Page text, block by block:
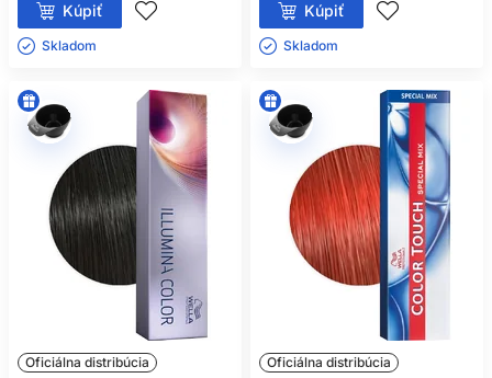
Kúpiť
Skladom ㅤ
Kúpiť
Skladom ㅤ
Oficiálna distribúcia Oficiálna distribúcia